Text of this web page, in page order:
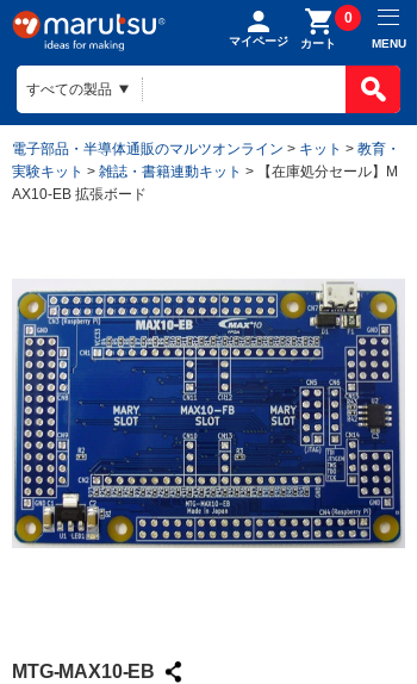
マイページ カート
0
MENU
電子部品・半導体通販のマルツオンライン > キット > 教育・
実験キット > 雑誌・書籍連動キット > 【在庫処分セール】M
AX10-EB 拡張ボード
MTG-MAX10-EB